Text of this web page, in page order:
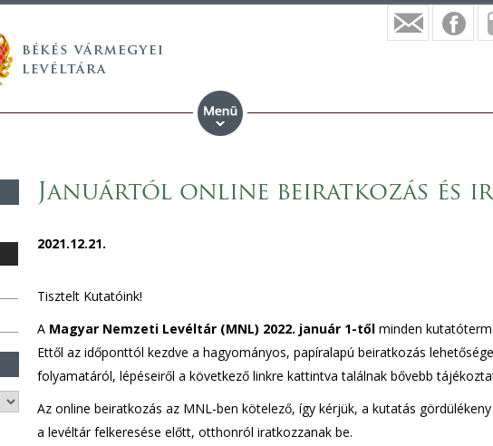
Januártól online beiratkozás és
2021.12.21.
Tisztelt Kutatóink!
A Magyar Nemzeti Levéltár (MNL) 2022. január 1-től minden
Ettől az időponttól kezdve a hagyományos, papíralapú beiratkozás
folyamatáról, lépéseiről a következő linkre kattintva találnak bővebb
Az online beiratkozás az MNL-ben kötelező, így kérjük, a kutatás
a levéltár felkeresése előtt, otthonról iratkozzanak be.